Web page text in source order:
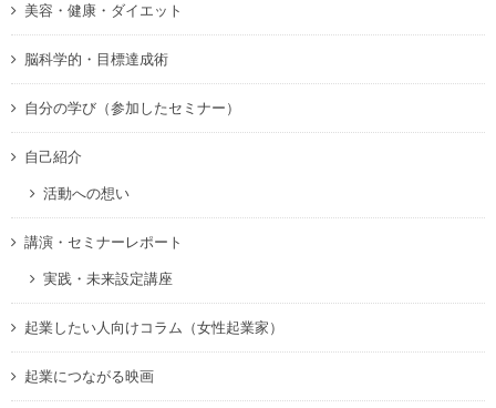
美容・健康・ダイエット
脳科学的・目標達成術
自分の学び（参加したセミナー）
自己紹介
活動への想い
講演・セミナーレポート
実践・未来設定講座
起業したい人向けコラム（女性起業家）
起業につながる映画